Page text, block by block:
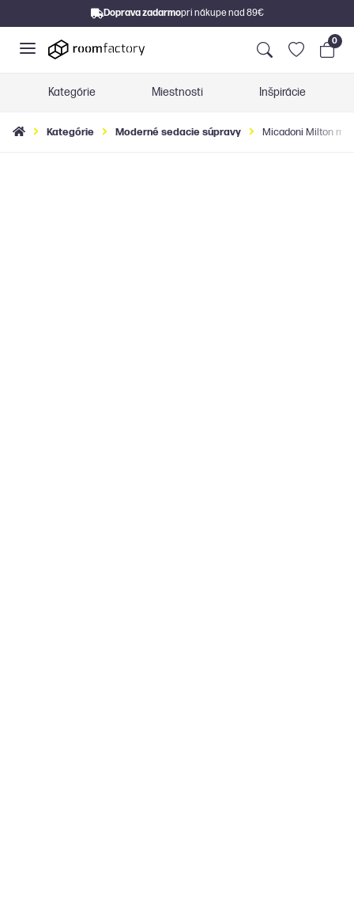
Doprava zadarmopri nákupe nad 89€
0
Kategórie Miestnosti Inšpirácie
Kategórie Moderné sedacie súpravy Micadoni Milton